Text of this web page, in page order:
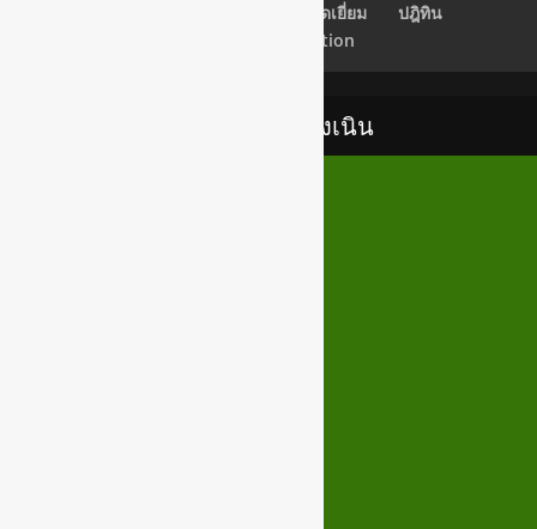
สมุดเยี่ยม
ปฎิทิน
Newsletter Subscription
เทศบาลตำบลสูงเนิน